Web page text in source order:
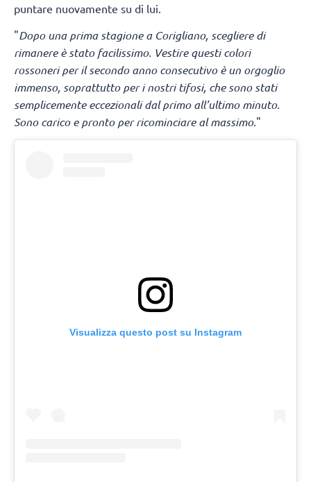
puntare nuovamente su di lui.
"Dopo una prima stagione a Corigliano, scegliere di
rimanere è stato facilissimo. Vestire questi colori
rossoneri per il secondo anno consecutivo è un orgoglio
immenso, soprattutto per i nostri tifosi, che sono stati
semplicemente eccezionali dal primo all’ultimo minuto.
Sono carico e pronto per ricominciare al massimo."
Visualizza questo post su Instagram